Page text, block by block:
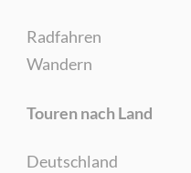
Radfahren
Wandern
Touren nach Land
Deutschland